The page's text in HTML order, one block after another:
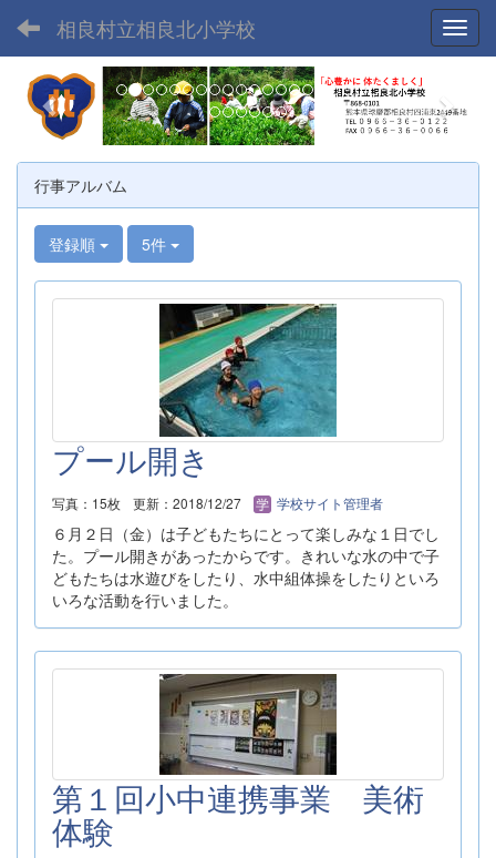
相良村立相良北小学校
p
r
e
v
i
o
u
s
e
x
t
行事アルバム
登録順 5件
プール開き
写真：15枚 更新：2018/12/27 学校サイト管理者
６月２日（金）は子どもたちにとって楽しみな１日でし
た。プール開きがあったからです。きれいな水の中で子
どもたちは水遊びをしたり、水中組体操をしたりといろ
いろな活動を行いました。
第１回小中連携事業 美術
体験